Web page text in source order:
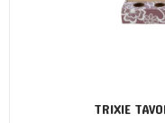
TRIXIE